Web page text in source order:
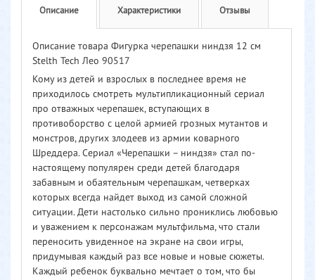
Описание Характеристики Отзывы
Описание товара Фигурка черепашки ниндзя 12 см
Stelth Tech Лео 90517
Кому из детей и взрослых в последнее время не
приходилось смотреть мультипликационный сериал
про отважных черепашек, вступающих в
противоборство с целой армией грозных мутантов и
монстров, других злодеев из армии коварного
Шреддера. Сериал «Черепашки – ниндзя» стал по-
настоящему популярен среди детей благодаря
забавным и обаятельным черепашкам, четверках
которых всегда найдет выход из самой сложной
ситуации. Дети настолько сильно прониклись любовью
и уважением к персонажам мультфильма, что стали
переносить увиденное на экране на свои игры,
придумывая каждый раз все новые и новые сюжеты.
Каждый ребенок буквально мечтает о том, что бы